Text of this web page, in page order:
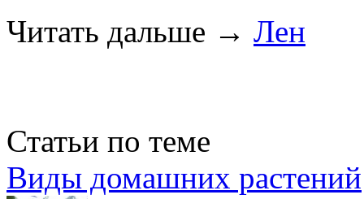
Читать дальше → Лен
Статьи по теме
Виды домашних растений